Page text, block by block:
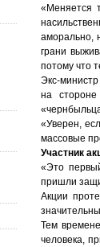
«Меняется
аморально,
грани
потому что
Экс-
на
«Уверен,
массовые
Участник
«Это
пришли
Акции
Тем
человека,